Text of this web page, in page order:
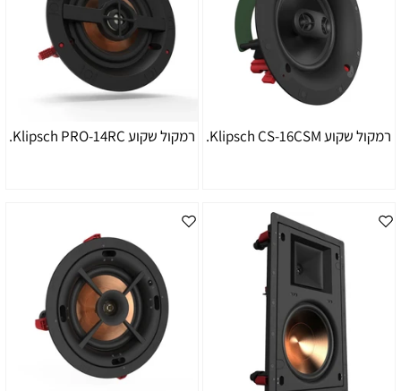
רמקול שקוע Klipsch CS-16CSM. רמקול שקוע Klipsch PRO-14RC.